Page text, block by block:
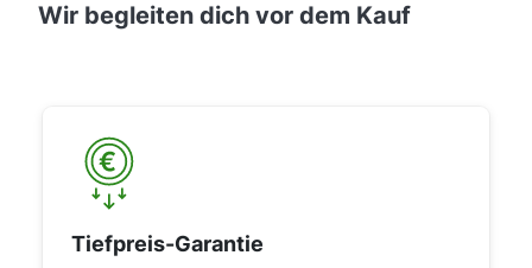
Wir begleiten dich vor dem Kauf
Tiefpreis-Garantie